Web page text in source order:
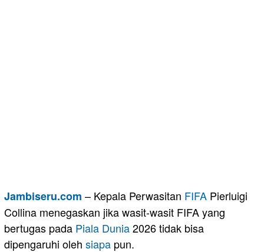
Jambiseru.com – Kepala Perwasitan FIFA Pierluigi
Collina menegaskan jika wasit-wasit FIFA yang
bertugas pada Piala Dunia2026 tidak bisa
dipengaruhi oleh siapa pun.